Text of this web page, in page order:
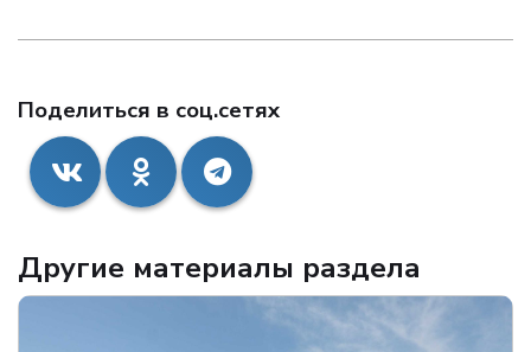
Поделиться в соц.сетях
Другие материалы раздела